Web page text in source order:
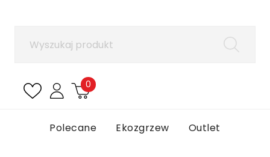
0
Polecane Ekozgrzew Outlet
Aby zapisać produkty na liście ulubionych, musisz
Anuluj Zaloguj się